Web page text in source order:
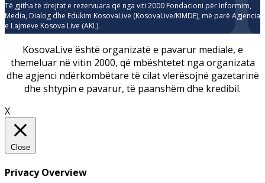
Të gjitha të drejtat e rezervuara që nga viti 2000 Fondacioni për Informim,
Media, Dialog dhe Edukim KosovaLive (KosovaLive/KIMDE), më parë Agjencia
e Lajmeve Kosova Live (AKL).
KosovaLive është organizatë e pavarur mediale, e
themeluar në vitin 2000, që mbështetet nga organizata
dhe agjenci ndërkombëtare të cilat vlerësojnë gazetarinë
dhe shtypin e pavarur, të paanshëm dhe kredibil.
X
Close
Privacy Overview